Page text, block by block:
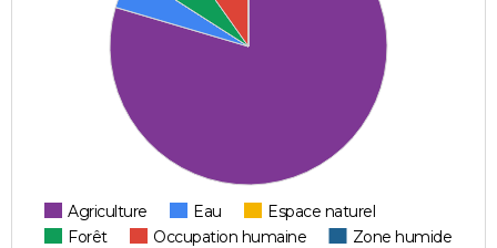
Agriculture Eau
Espace naturel
Forêt
Occupation humaine Zone humide